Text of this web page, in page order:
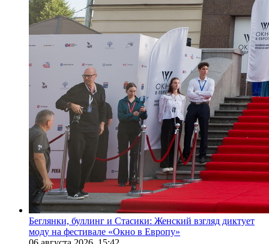
Беглянки, буллинг и Стасики: Женский взгляд диктует
моду на фестивале «Окно в Европу»